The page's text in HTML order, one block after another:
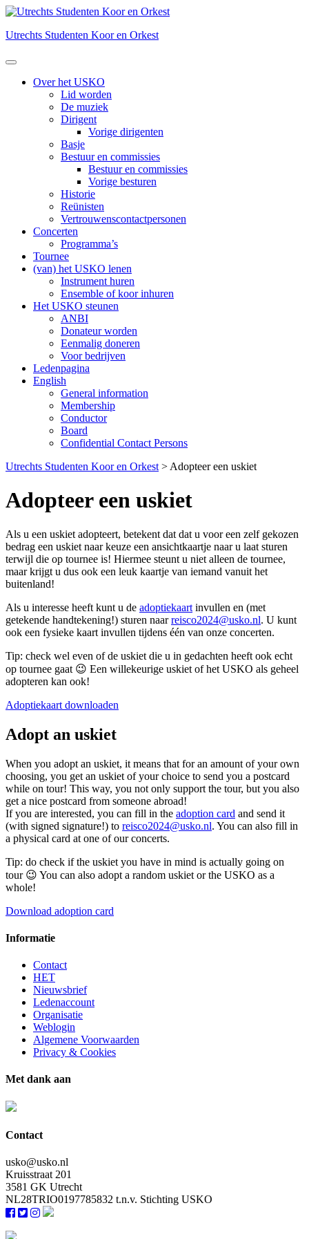
Utrechts Studenten Koor en Orkest
Over het USKO
Lid worden
De muziek
Dirigent
Vorige dirigenten
Basje
Bestuur en commissies
Bestuur en commissies
Vorige besturen
Historie
Reünisten
Vertrouwenscontactpersonen
Concerten
Programma’s
Tournee
(van) het USKO lenen
Instrument huren
Ensemble of koor inhuren
Het USKO steunen
ANBI
Donateur worden
Eenmalig doneren
Voor bedrijven
Ledenpagina
English
General information
Membership
Conductor
Board
Confidential Contact Persons
Utrechts Studenten Koor en Orkest > Adopteer een uskiet
Adopteer een uskiet
Als u een uskiet adopteert, betekent dat dat u voor een zelf gekozen
bedrag een uskiet naar keuze een ansichtkaartje naar u laat sturen
terwijl die op tournee is! Hiermee steunt u niet alleen de tournee,
maar krijgt u dus ook een leuk kaartje van iemand vanuit het
buitenland!
Als u interesse heeft kunt u de adoptiekaart invullen en (met
getekende handtekening!) sturen naarreisco2024@usko.nl. U kunt
ook een fysieke kaart invullen tijdens één van onze concerten.
Tip: check wel even of de uskiet die u in gedachten heeft ook echt
op tournee gaat 😉 Een willekeurige uskiet of het USKO als geheel
adopteren kan ook!
Adoptiekaart downloaden
Adopt an uskiet
When you adopt an uskiet, it means that for an amount of your own
choosing, you get an uskiet of your choice to send you a postcard
while on tour! This way, you not only support the tour, but you also
get a nice postcard from someone abroad!
If you are interested, you can fill in the adoption card and send it
(with signed signature!) to reisco2024@usko.nl. You can also fill in
a physical card at one of our concerts.
Tip: do check if the uskiet you have in mind is actually going on
tour 😉 You can also adopt a random uskiet or the USKO as a
whole!
Download adoption card
Informatie
Contact
HET
Nieuwsbrief
Ledenaccount
Organisatie
Weblogin
Algemene Voorwaarden
Privacy & Cookies
Met dank aan
Contact
usko@usko.nl
Kruisstraat 201
3581 GK Utrecht
NL28TRIO0197785832 t.n.v. Stichting USKO